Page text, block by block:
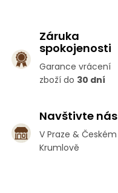
Záruka
spokojenosti
Garance vrácení
zboží do 30 dní
Navštivte nás
V Praze & Českém
Krumlově